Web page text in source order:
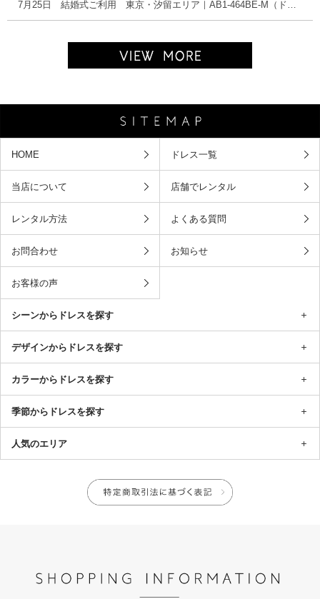
HOME ドレス一覧
当店について 店舗でレンタル
レンタル方法 よくある質問
お問合わせ お知らせ
お客様の声
シーンからドレスを探す
デザインからドレスを探す
カラーからドレスを探す
季節からドレスを探す
人気のエリア